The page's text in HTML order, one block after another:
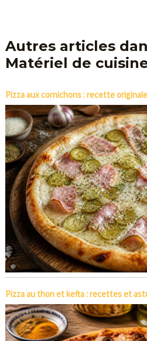
Autres articles
Matériel de
Pizza aux cornichons : recette
Pizza au thon et kefta : recettes et